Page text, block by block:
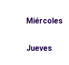
Miércoles
Jueves